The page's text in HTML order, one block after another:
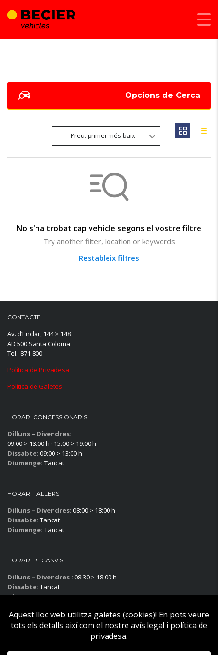
Opcions de Cerca
Preu: primer més baix
No s'ha trobat cap vehicle segons el vostre filtre
Try another filter, location or keywords
Restableix filtres
CONTACTE
Av. d’Enclar, 144 > 148
AD 500 Santa Coloma
Tel.: 871 800
Política de Privadesa
Política de Galetes
HORARI CONCESSIONARIS
Dilluns – Divendres:
09:00 > 13:00 h · 15:00 > 19:00 h
Dissabte: 09:00 > 13:00 h
Diumenge: Tancat
HORARI TALLERS
Dilluns – Divendres: 08:00 > 18:00 h
Dissabte: Tancat
Diumenge: Tancat
HORARI RECANVIS
Dilluns – Divendres : 08:30 > 18:00 h
Dissabte: Tancat
Diumenge:Tancat